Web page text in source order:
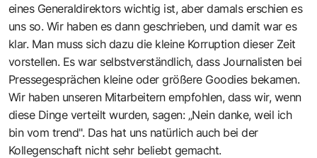
eines Generaldirektors wichtig ist, aber damals erschien es
uns so. Wir haben es dann geschrieben, und damit war es
klar. Man muss sich dazu die kleine Korruption dieser Zeit
vorstellen. Es war selbstverständlich, dass Journalisten bei
Pressegesprächen kleine oder größere Goodies bekamen.
Wir haben unseren Mitarbeitern empfohlen, dass wir, wenn
diese Dinge verteilt wurden, sagen: „Nein danke, weil ich
bin vom trend". Das hat uns natürlich auch bei der
Kollegenschaft nicht sehr beliebt gemacht.